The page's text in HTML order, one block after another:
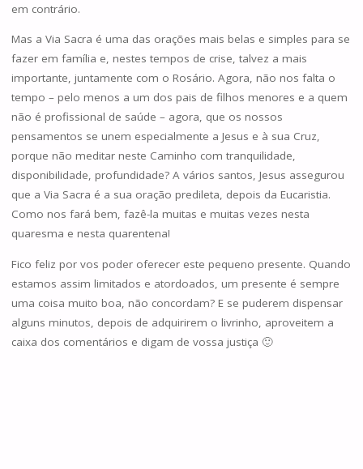
em contrário.
Mas a Via Sacra é uma das orações mais belas e simples para se
fazer em família e, nestes tempos de crise, talvez a mais
importante, juntamente com o Rosário. Agora, não nos falta o
tempo – pelo menos a um dos pais de filhos menores e a quem
não é profissional de saúde – agora, que os nossos
pensamentos se unem especialmente a Jesus e à sua Cruz,
porque não meditar neste Caminho com tranquilidade,
disponibilidade, profundidade? A vários santos, Jesus assegurou
que a Via Sacra é a sua oração predileta, depois da Eucaristia.
Como nos fará bem, fazê-la muitas e muitas vezes nesta
quaresma e nesta quarentena!
Fico feliz por vos poder oferecer este pequeno presente. Quando
estamos assim limitados e atordoados, um presente é sempre
uma coisa muito boa, não concordam? E se puderem dispensar
alguns minutos, depois de adquirirem o livrinho, aproveitem a
caixa dos comentários e digam de vossa justiça 🙂